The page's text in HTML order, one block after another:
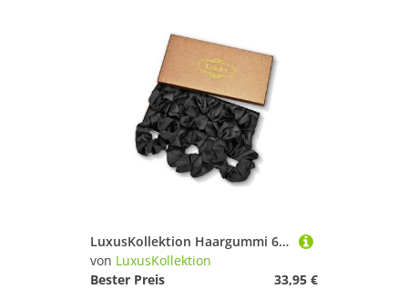
LuxusKollektion Haargummi 6er Pack Schwarz Satin Haargummis Damen Mädchen Elastisch Stoff
von LuxusKollektion
Bester Preis
33,95 €